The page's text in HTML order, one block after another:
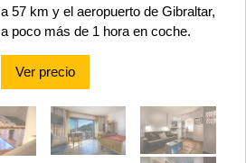
a 57 km y el aeropuerto de Gibraltar,
a poco más de 1 hora en coche.
Ver precio